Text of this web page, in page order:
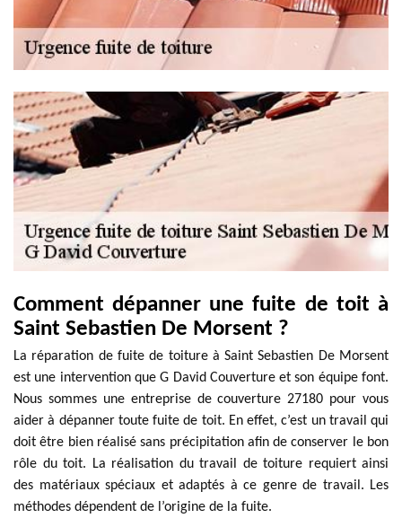
Comment dépanner une fuite de toit à
Saint Sebastien De Morsent ?
La réparation de fuite de toiture à Saint Sebastien De Morsent
est une intervention que G David Couverture et son équipe font.
Nous sommes une entreprise de couverture 27180 pour vous
aider à dépanner toute fuite de toit. En effet, c’est un travail qui
doit être bien réalisé sans précipitation afin de conserver le bon
rôle du toit. La réalisation du travail de toiture requiert ainsi
des matériaux spéciaux et adaptés à ce genre de travail. Les
méthodes dépendent de l’origine de la fuite.